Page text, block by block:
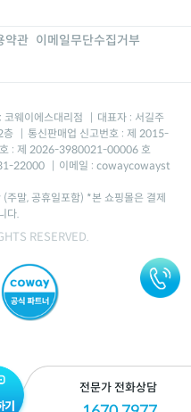
약관 이메일무단수집거부
코웨이에스대리점
대표자 : 서길주
층
통신판매업 신고번호 : 제 2015-
호 : 제 2026-3980021-00006 호
22000
이메일 : cowaycowayst
주말, 공휴일포함) *본 쇼핑몰은 결제
다.
RESERVED.
전문가 전화상담